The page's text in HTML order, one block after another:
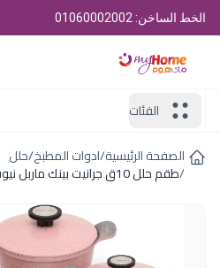
الخط الساخن: 01060002002
الفئات
الصفحة الرئيسية/ادوات المطبخ/حلل
/طقم حلل 10ق جرانيت بينك ماربل نيوفلام